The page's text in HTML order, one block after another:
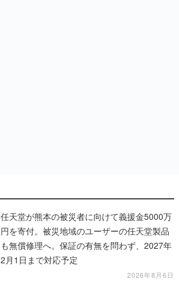
任天堂が熊本の被災者に向けて義援金5000万
円を寄付。被災地域のユーザーの任天堂製品
も無償修理へ。保証の有無を問わず、2027年
2月1日まで対応予定
2026年8月6日